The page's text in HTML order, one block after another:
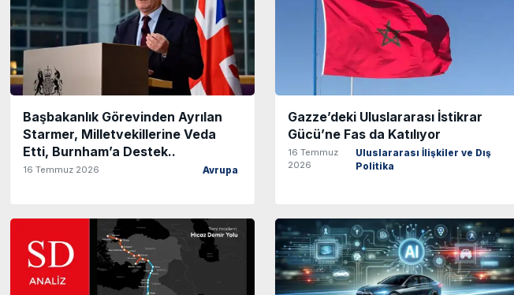
Başbakanlık Görevinden Ayrılan
Starmer, Milletvekillerine Veda
Etti, Burnham’a Destek..
16 Temmuz 2026 Avrupa
Gazze’deki Uluslararası İstikrar
Gücü’ne Fas da Katılıyor
16 Temmuz
2026
Uluslararası İlişkiler ve Dış
Politika